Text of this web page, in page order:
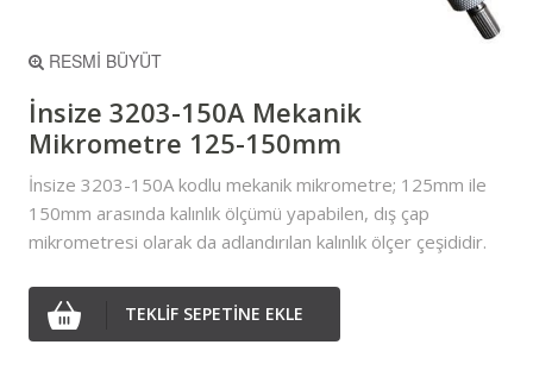
RESMİ BÜYÜT
İnsize 3203-150A Mekanik
Mikrometre 125-150mm
İnsize 3203-150A kodlu mekanik mikrometre; 125mm ile
150mm arasında kalınlık ölçümü yapabilen, dış çap
mikrometresi olarak da adlandırılan kalınlık ölçer çeşididir.
TEKLİF SEPETİNE EKLE